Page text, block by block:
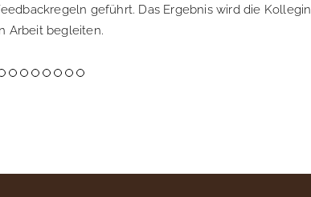
geführt. Das Ergebnis wird die
Arbeit begleiten.